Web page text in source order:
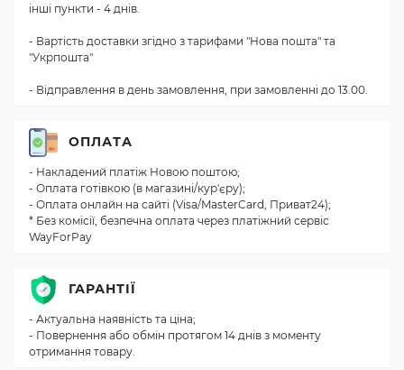
інші пункти - 4 днів.
- Вартість доставки згідно з тарифами "Нова пошта" та
"Укрпошта"
- Відправлення в день замовлення, при замовленні до 13.00.
ОПЛАТА
- Накладений платіж Новою поштою;
- Оплата готівкою (в магазині/кур'єру);
- Оплата онлайн на сайті (Visa/MasterCard, Приват24);
* Без комісії, безпечна оплата через платіжний сервіс
WayForPay
ГАРАНТІЇ
- Актуальна наявність та ціна;
- Повернення або обмін протягом 14 днів з моменту
отримання товару.